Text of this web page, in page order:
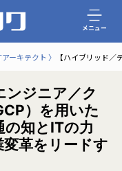
メニュー
アーキテクト 【ハイブリッド
ンジニア／ク
）を用いた
の知とITの力
革をリードす